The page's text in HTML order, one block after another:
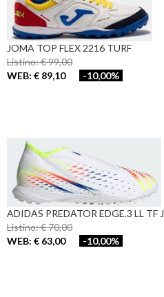
JOMA TOP FLEX 2216 TURF
Listino: € 99,00
WEB: € 89,10
-10,00%
ADIDAS PREDATOR EDGE.3 LL TF J
Listino: € 70,00
WEB: € 63,00
-10,00%